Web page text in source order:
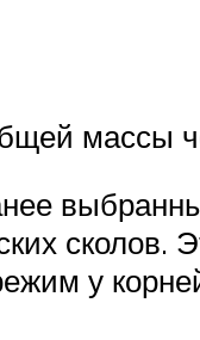
массы
сколов.
у